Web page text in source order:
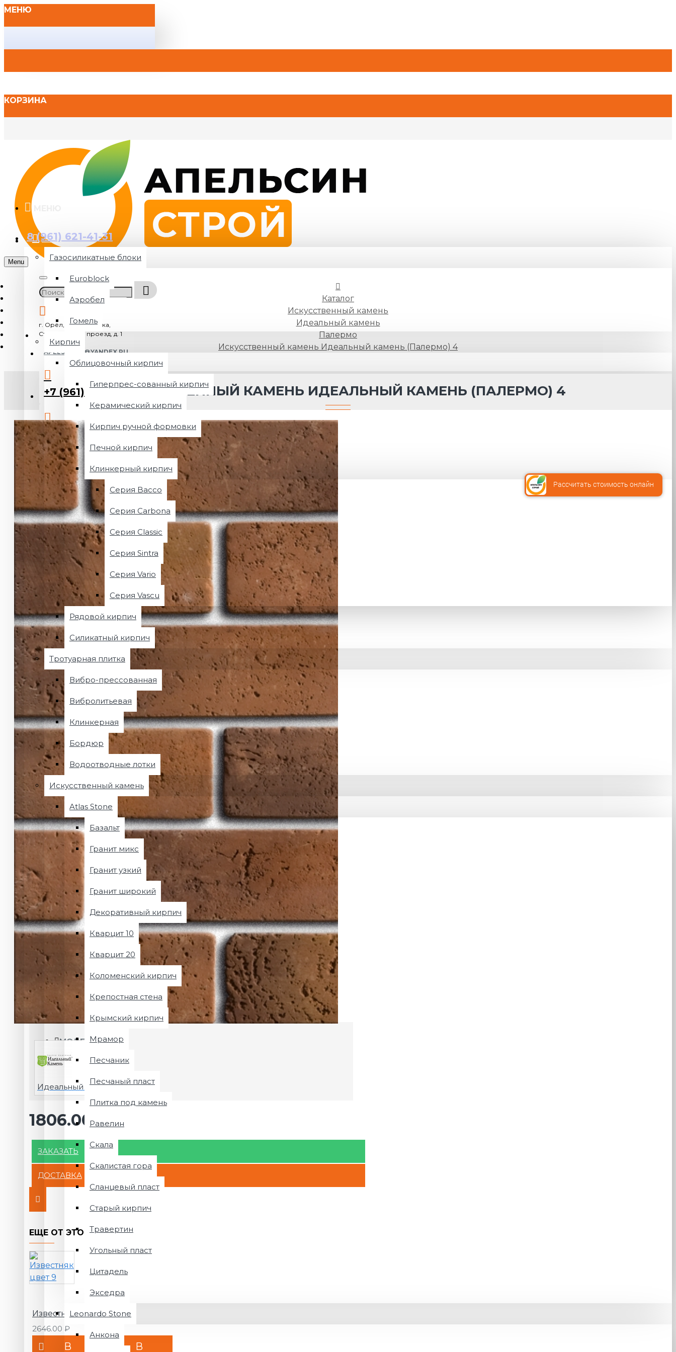
МЕНЮ
КОРЗИНА
г. Орёл, пгт. Знаменка,
Строительный проезд, д. 1
APELSIN570@YANDEX.RU
+7 (961) 621-41-31
+7 919 260-45-95
Каталог
Газосиликатные блоки
Euroblock
Аэробел
Гомель
Кирпич
Облицовочный кирпич
Гиперпрес-сованный кирпич
Керамический кирпич
Кирпич ручной формовки
Печной кирпич
Клинкерный кирпич
Cерия Bacco
Cерия Carbona
Cерия Classic
Cерия Sintra
Cерия Vario
Cерия Vascu
Рядовой кирпич
Силикатный кирпич
Тротуарная плитка
Вибро-прессованная
Вибролитьевая
Клинкерная
Бордюр
Водоотводные лотки
Искусственный камень
Atlas Stone
Базальт
Гранит микс
Гранит узкий
Гранит широкий
Декоративный кирпич
Кварцит 10
Кварцит 20
Коломенский кирпич
Крепостная стена
Крымский кирпич
Мрамор
Песчаник
Песчаный пласт
Плитка под камень
Равелин
Скала
Скалистая гора
Сланцевый пласт
Старый кирпич
Травертин
Угольный пласт
Цитадель
Экседра
Leonardo Stone
Анкона
8 (961) 621-41-31
Menu
Каталог
Искусственный камень
Идеальный камень
Палермо
Искусственный камень Идеальный камень (Палермо) 4
ИСКУССТВЕННЫЙ КАМЕНЬ ИДЕАЛЬНЫЙ КАМЕНЬ (ПАЛЕРМО) 4
МОДЕЛЬ: 1051
Идеальный камень
1806.00 ₽
ЗАКАЗАТЬ
ДОСТАВКА
ЕЩЕ ОТ ЭТОГО БРЕНДА
Известняк цвет 9
2646.00 ₽
В
В
Рассчитать стоимость онлайн